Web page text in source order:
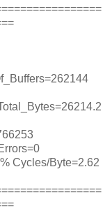
Cycles/Byte=2.62